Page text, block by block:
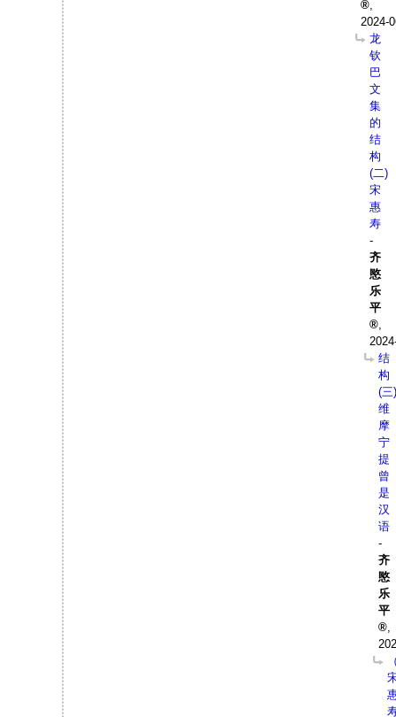
2024-
龙
钦
巴
文
集
的
结
构
(二)
宋
惠
寿
-
齐
愍
乐
平
结
构
(三)
维
摩
宁
提
曾
是
汉
语
-
齐
愍
乐
平